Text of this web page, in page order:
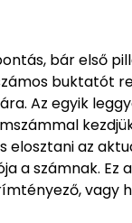
bár első
buktatót
Az egyik
elosztani az
a számnak. Ez
vagy